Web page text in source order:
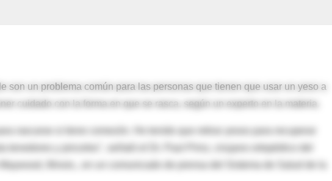
son un problema común para las personas que tienen que usar un yeso a
cuidado con la forma en que se rasca, según un experto en la materia.
rascarse si tiene comezón. He tenido que retirar yesos para recuperar